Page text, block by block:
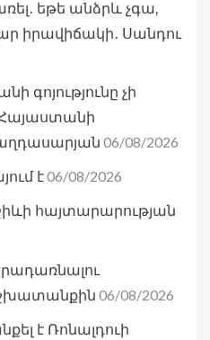
եթե անձրև չգա,
իրավիճակի․ Սանդու
չի
06/08/2026
է06/08/2026
հայտարարության
06/08/2026
է Ռոնալդուի